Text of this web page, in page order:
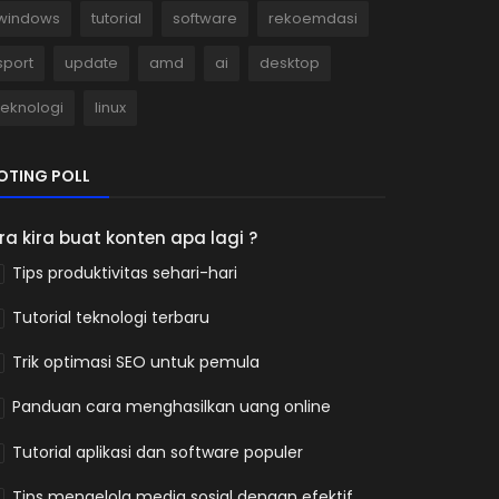
tutorial software rekoemdasi
update amd ai desktop
linux
POLL
kira buat konten apa lagi ?
Tips produktivitas sehari-hari
Tutorial teknologi terbaru
Trik optimasi SEO untuk pemula
Panduan cara menghasilkan uang online
Tutorial aplikasi dan software populer